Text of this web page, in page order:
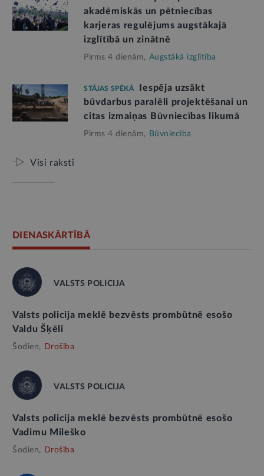
akadēmiskās un pētniecības
karjeras regulējums augstākajā
izglītībā un zinātnē
Pirms 4 dienām, Augstākā izglītība
STĀJAS SPĒKĀ
Iespēja uzsākt
būvdarbus paralēli projektēšanai un
citas izmaiņas Būvniecības likumā
Pirms 4 dienām, Būvniecība
Visi raksti
DIENASKĀRTĪBĀ
VALSTS POLICIJA
Valsts policija meklē bezvēsts prombūtnē esošo
Valdu Šķēli
Šodien, Drošība
VALSTS POLICIJA
Valsts policija meklē bezvēsts prombūtnē esošo
Vadimu Mileško
Šodien, Drošība